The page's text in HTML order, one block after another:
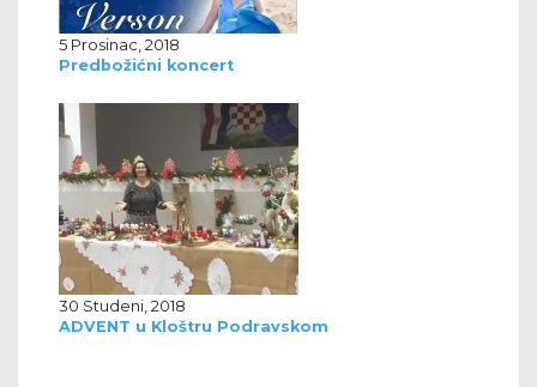
5 Prosinac, 2018
Predbožićni koncert
30 Studeni, 2018
ADVENT u Kloštru Podravskom